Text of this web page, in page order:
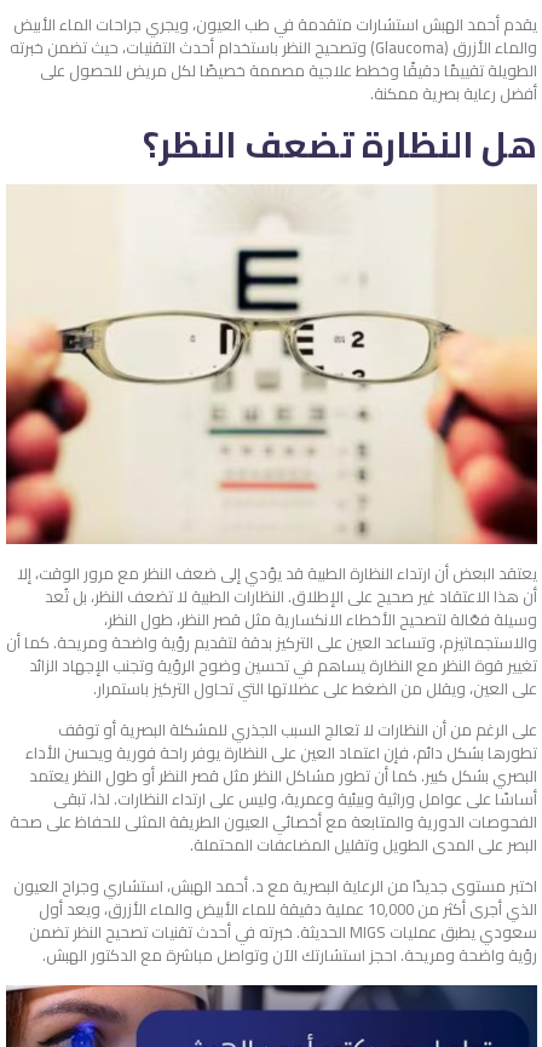
يقدم أحمد الهبش استشارات متقدمة في طب العيون، ويجري جراحات الماء الأبيض
والماء الأزرق (Glaucoma) وتصحيح النظر باستخدام أحدث التقنيات، حيث تضمن خبرته
الطويلة تقييمًا دقيقًا وخطط علاجية مصممة خصيصًا لكل مريض للحصول على
أفضل رعاية بصرية ممكنة.
هل النظارة تضعف النظر؟
يعتقد البعض أن ارتداء النظارة الطبية قد يؤدي إلى ضعف النظر مع مرور الوقت، إلا
أن هذا الاعتقاد غير صحيح على الإطلاق. النظارات الطبية لا تضعف النظر، بل تُعد
وسيلة فعّالة لتصحيح الأخطاء الانكسارية مثل قصر النظر، طول النظر،
والاستجماتيزم، وتساعد العين على التركيز بدقة لتقديم رؤية واضحة ومريحة. كما أن
تغيير قوة النظر مع النظارة يساهم في تحسين وضوح الرؤية وتجنب الإجهاد الزائد
على العين، ويقلل من الضغط على عضلاتها التي تحاول التركيز باستمرار.
على الرغم من أن النظارات لا تعالج السبب الجذري للمشكلة البصرية أو توقف
تطورها بشكل دائم، فإن اعتماد العين على النظارة يوفر راحة فورية ويحسن الأداء
البصري بشكل كبير. كما أن تطور مشاكل النظر مثل قصر النظر أو طول النظر يعتمد
أساسًا على عوامل وراثية وبيئية وعمرية، وليس على ارتداء النظارات. لذا، تبقى
الفحوصات الدورية والمتابعة مع أخصائي العيون الطريقة المثلى للحفاظ على صحة
البصر على المدى الطويل وتقليل المضاعفات المحتملة.
اختبر مستوى جديدًا من الرعاية البصرية مع د. أحمد الهبش، استشاري وجراح العيون
الذي أجرى أكثر من 10,000 عملية دقيقة للماء الأبيض والماء الأزرق، ويعد أول
سعودي يطبق عمليات MIGS الحديثة. خبرته في أحدث تقنيات تصحيح النظر تضمن
رؤية واضحة ومريحة. احجز استشارتك الآن وتواصل مباشرة مع الدكتور الهبش.